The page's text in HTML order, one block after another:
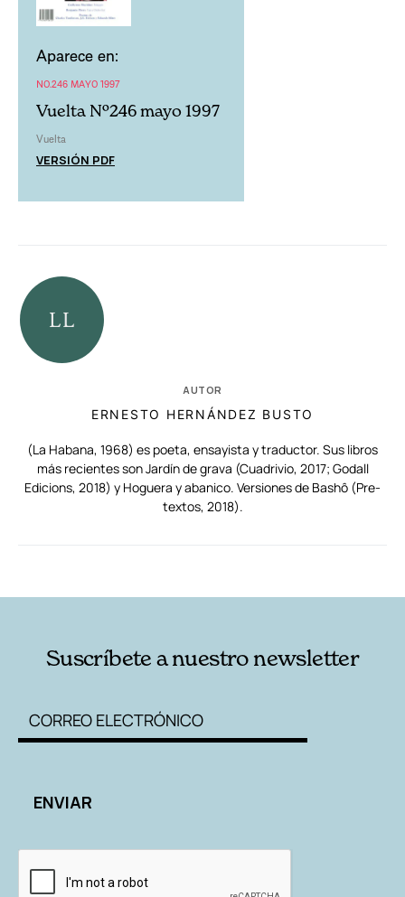
Aparece en:
NO.246 MAYO 1997
Vuelta Nº246 mayo 1997
Vuelta
VERSIÓN PDF
AUTOR
ERNESTO HERNÁNDEZ BUSTO
(La Habana, 1968) es poeta, ensayista y traductor. Sus libros
más recientes son Jardín de grava (Cuadrivio, 2017; Godall
Edicions, 2018) y Hoguera y abanico. Versiones de Bashô (Pre-
textos, 2018).
Suscríbete a nuestro newsletter